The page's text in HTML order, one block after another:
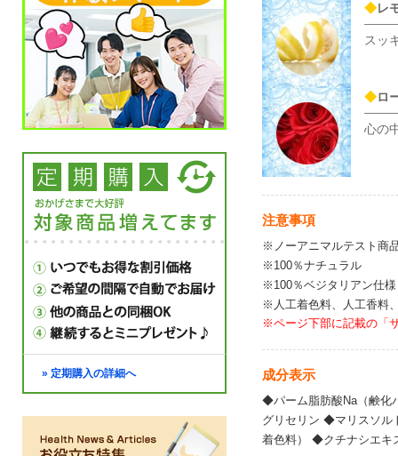
◆レ
スッ
◆ロ
心の
注意事項
※ノーアニマルテスト商
※100％ナチュラル
※100％ベジタリアン仕様
※人工着色料、人工香料
※ページ下部に記載の「
成分表示
◆パーム脂肪酸Na（鹸化
グリセリン ◆マリスソ
着色料） ◆クチナシエキ
» 定期購入の詳細へ